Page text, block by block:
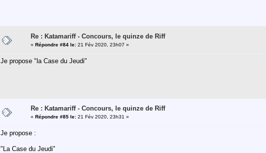
Re : Katamariff - Concours, le quinze de Riff
« Répondre #84 le: 21 Fév 2020, 23h07 »
Je propose "la Case du Jeudi"
Re : Katamariff - Concours, le quinze de Riff
« Répondre #85 le: 21 Fév 2020, 23h31 »
Je propose :
"La Case du Jeudi"